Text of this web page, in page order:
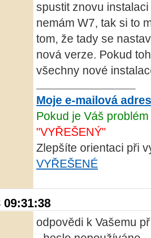
spustit znovu
nemám W7, tak si to
tom, že tady se
nová verze. Pokud
všechny nové
Moje e-mailová
Pokud je Váš
"VYŘEŠENÝ"
Zlepšíte orientaci při
VYŘEŠENÉ
09:31:38
odpovědi k Vašemu